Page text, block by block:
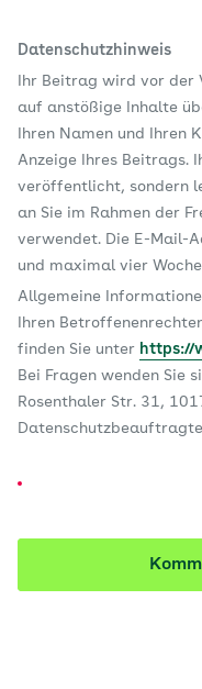
Datenschutzhinweis
Ihr Beitrag wird vor der
auf anstößige Inhalte
Ihren Namen und Ihren
Anzeige Ihres Beitrags.
veröffentlicht, sondern
an Sie im Rahmen der
verwendet. Die E-Mail-
und maximal vier
Allgemeine
Ihren
finden Sie unter https://
Bei Fragen wenden Sie
Rosenthaler Str. 31,